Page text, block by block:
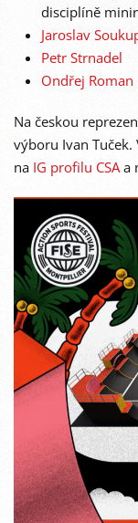
disciplíně
Jaroslav
Petr Strnadel
Ondřej Roman
Na českou
výboru Ivan
na IG profilu CSAa